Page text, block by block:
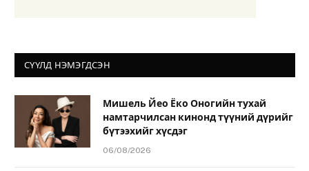
СҮҮЛД НЭМЭГДСЭН
Мишель Йео Ёко Оногийн тухай
намтарчилсан кинонд түүний дүрийг
бүтээхийг хүсдэг
06/08/2026